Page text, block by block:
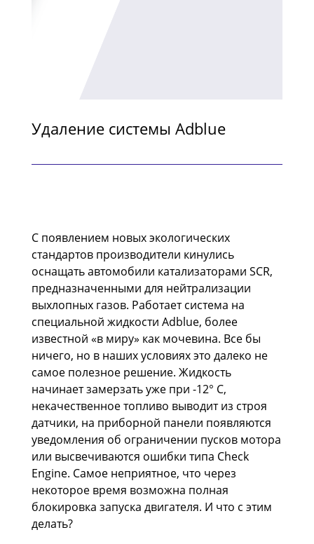
Удаление системы Adblue
С появлением новых экологических
стандартов производители кинулись
оснащать автомобили катализаторами SCR,
предназначенными для нейтрализации
выхлопных газов. Работает система на
специальной жидкости Adblue, более
известной «в миру» как мочевина. Все бы
ничего, но в наших условиях это далеко не
самое полезное решение. Жидкость
начинает замерзать уже при -12° С,
некачественное топливо выводит из строя
датчики, на приборной панели появляются
уведомления об ограничении пусков мотора
или высвечиваются ошибки типа Check
Engine. Самое неприятное, что через
некоторое время возможна полная
блокировка запуска двигателя. И что с этим
делать?